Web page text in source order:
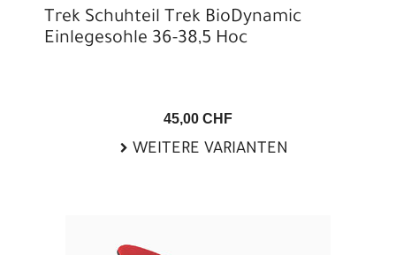
Trek Schuhteil Trek BioDynamic
Einlegesohle 36-38,5 Hoc
45,00 CHF
WEITERE VARIANTEN